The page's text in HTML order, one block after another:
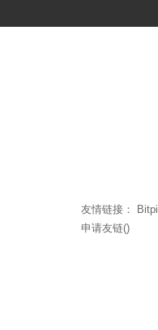
友情链接：
申请友链()